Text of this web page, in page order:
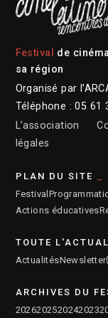
Festival de
sa région
Organisé par
Téléphone : 05 61
L’association
légales
PLAN DU SITE
Festival
Actions éducatives
TOUTE
ActualitésNewsletter
ARCHIVES DU
2026202520242023